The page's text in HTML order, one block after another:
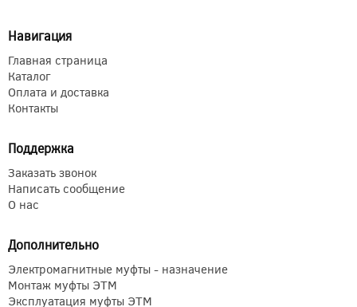
Навигация
Главная страница
Каталог
Оплата и доставка
Контакты
Поддержка
Заказать звонок
Написать сообщение
О нас
Дополнительно
Электромагнитные муфты - назначение
Монтаж муфты ЭТМ
Эксплуатация муфты ЭТМ